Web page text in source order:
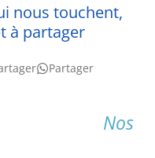
nous touchent,
à partager
Partager